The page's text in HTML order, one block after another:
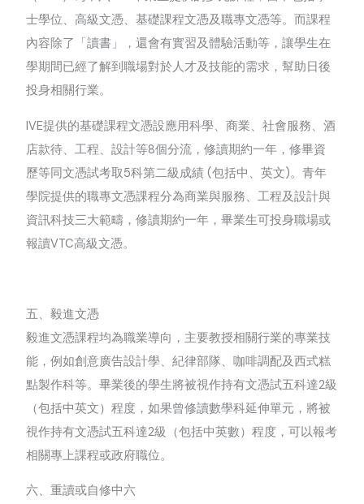
士學位、高級文憑、基礎課程文憑及職專文憑等。而課程
內容除了「讀書」，還會有實習及體驗活動等，讓學生在
學期間已經了解到職場對於人才及技能的需求，幫助日後
投身相關行業。
IVE提供的基礎課程文憑設應用科學、商業、社會服務、酒
店款待、工程、設計等8個分流，修讀期約一年，修畢資
歷等同文憑試考取5科第二級成績 (包括中、英文)。青年
學院提供的職專文憑課程分為商業與服務、工程及設計與
資訊科技三大範疇，修讀期約一年，畢業生可投身職場或
報讀VTC高級文憑。
五、毅進文憑
毅進文憑課程均為職業導向，主要教授相關行業的專業技
能，例如創意廣告設計學、紀律部隊、咖啡調配及西式糕
點製作科等。畢業後的學生將被視作持有文憑試五科達2級
（包括中英文）程度，如果曾修讀數學科延伸單元，將被
視作持有文憑試五科達2級（包括中英數）程度，可以報考
相關專上課程或政府職位。
六、重讀或自修中六